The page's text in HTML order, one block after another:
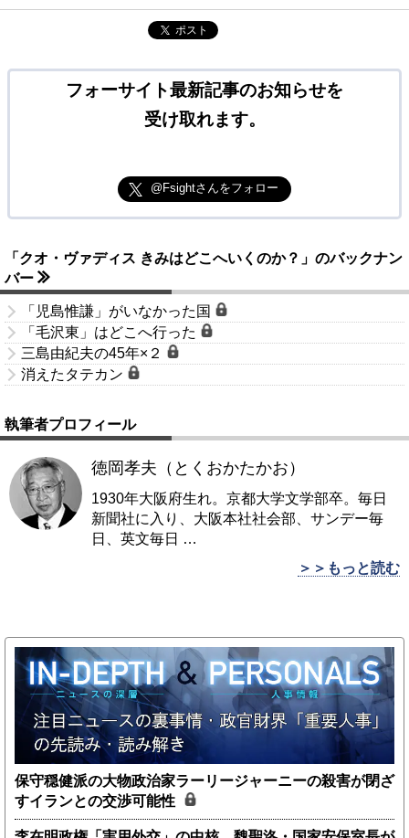
ポスト
フォーサイト最新記事のお知らせを
受け取れます。
@Fsightさんをフォロー
「クオ・ヴァディス きみはどこへいくのか？」のバックナン
バー
「児島惟謙」がいなかった国
「毛沢東」はどこへ行った
三島由紀夫の45年×２
消えたタテカン
執筆者プロフィール
徳岡孝夫（とくおかたかお）
1930年大阪府生れ。京都大学文学部卒。毎日
新聞社に入り、大阪本社社会部、サンデー毎
日、英文毎日 …
＞＞もっと読む
保守穏健派の大物政治家ラーリージャーニーの殺害が閉ざ
すイランとの交渉可能性